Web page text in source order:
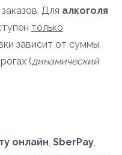
Для алкоголя
только
зависит от суммы
(динамический
онлайн, SberPay,